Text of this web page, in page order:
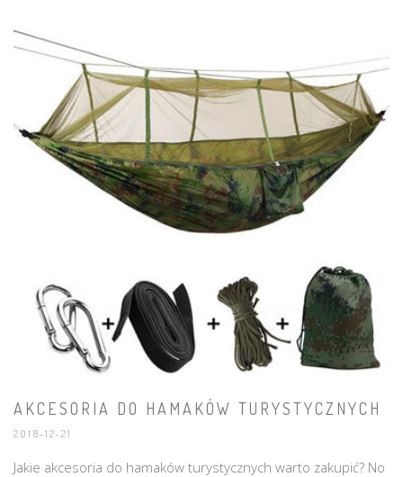
AKCESORIA DO HAMAKÓW TURYSTYCZNYCH
2018-12-21
Jakie akcesoria do hamaków turystycznych warto zakupić? No